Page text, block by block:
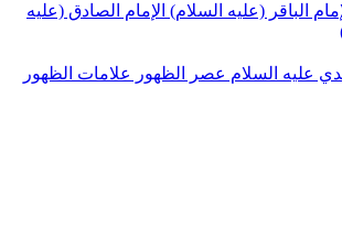
الباقر (عليه السلام) الإمام الصادق (عليه
عليه السلام عصر الظهور
علامات الظهور